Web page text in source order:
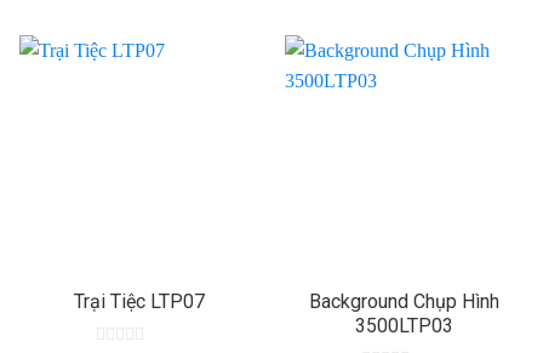
Trại Tiệc LTP07
Background Chụp Hình
3500LTP03